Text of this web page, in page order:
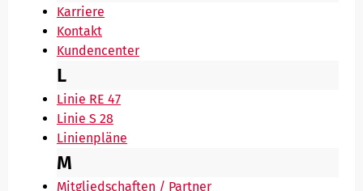
Karriere
Kontakt
Kundencenter
L
Linie RE 47
Linie S 28
Linienpläne
M
Mitgliedschaften / Partner